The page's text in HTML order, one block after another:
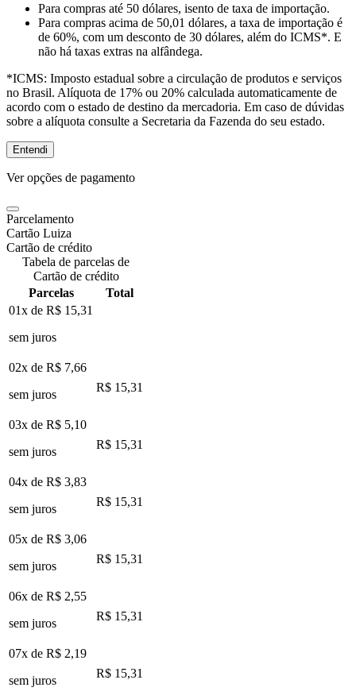
Para compras até 50 dólares, isento de taxa de importação.
Para compras acima de 50,01 dólares, a taxa de importação é
de 60%, com um desconto de 30 dólares, além do ICMS*. E
não há taxas extras na alfândega.
*ICMS: Imposto estadual sobre a circulação de produtos e serviços
no Brasil. Alíquota de 17% ou 20% calculada automaticamente de
acordo com o estado de destino da mercadoria. Em caso de dúvidas
sobre a alíquota consulte a Secretaria da Fazenda do seu estado.
Entendi
Ver opções de pagamento
Parcelamento
Cartão Luiza
Cartão de crédito
Tabela de parcelas de
Cartão de crédito
Parcelas
Total
01x de R$ 15,31
sem juros
02x de R$ 7,66
sem juros
R$ 15,31
03x de R$ 5,10
sem juros
R$ 15,31
04x de R$ 3,83
sem juros
R$ 15,31
05x de R$ 3,06
sem juros
R$ 15,31
06x de R$ 2,55
sem juros
R$ 15,31
07x de R$ 2,19
sem juros
R$ 15,31